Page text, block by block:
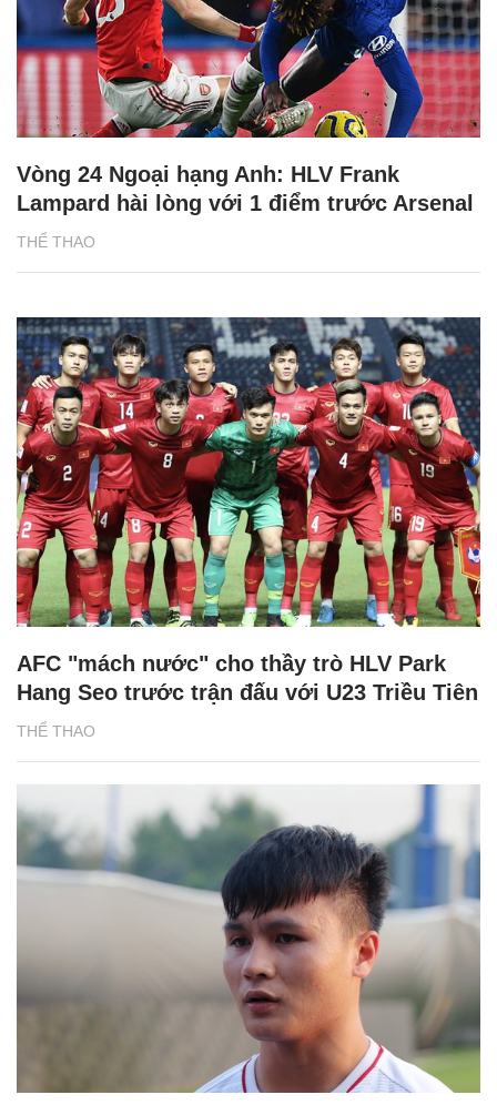
THỂ THAO
Vòng 24 Ngoại hạng Anh: HLV Frank
Lampard hài lòng với 1 điểm trước Arsenal
THỂ THAO
AFC "mách nước" cho thầy trò HLV Park
Hang Seo trước trận đấu với U23 Triều Tiên